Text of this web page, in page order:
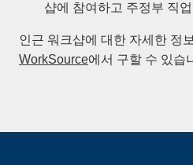
샵에 참여하고 주정부 직
인근 워크샵에 대한 자세한 정
WorkSource에서 구할 수 있습